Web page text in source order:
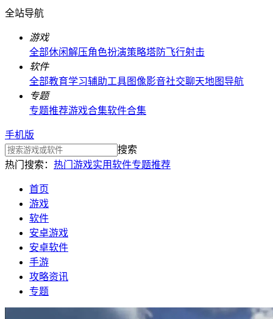
全站导航
游戏
全部休闲解压角色扮演策略塔防飞行射击
软件
全部教育学习辅助工具图像影音社交聊天地图导航
专题
专题推荐游戏合集软件合集
手机版
搜索
热门搜索： 热门游戏实用软件专题推荐
首页
游戏
软件
安卓游戏
安卓软件
手游
攻略资讯
专题